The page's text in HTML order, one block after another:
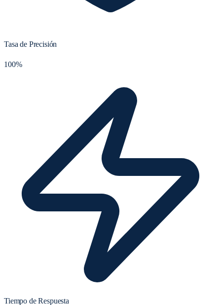
Tasa de Precisión
100%
Tiempo de Respuesta